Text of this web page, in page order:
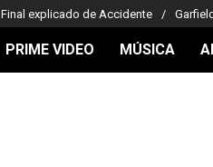
Final explicado de Accidente
PRIME VIDEO MÚSICA